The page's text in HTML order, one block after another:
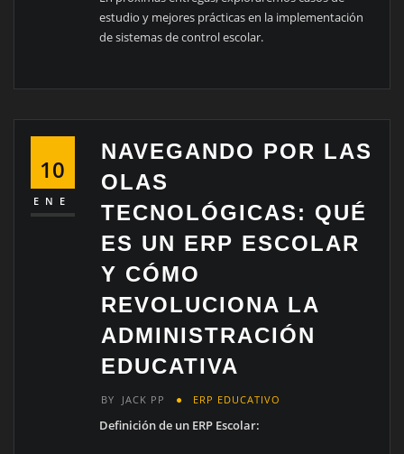
estudio y mejores prácticas en la implementación
de sistemas de control escolar.
10
ENE
NAVEGANDO POR LAS
OLAS
TECNOLÓGICAS: QUÉ
ES UN ERP ESCOLAR
Y CÓMO
REVOLUCIONA LA
ADMINISTRACIÓN
EDUCATIVA
BY JACK PP ERP EDUCATIVO
Definición de un ERP Escolar: